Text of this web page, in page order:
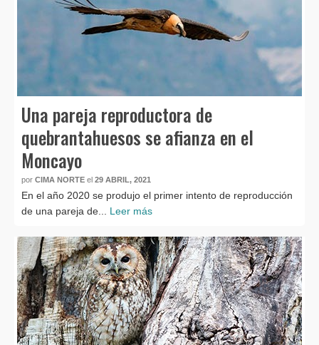
Una pareja reproductora de
quebrantahuesos se afianza en el
Moncayo
por CIMA NORTE el 29 ABRIL, 2021
En el año 2020 se produjo el primer intento de reproducción
de una pareja de... Leer más